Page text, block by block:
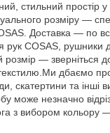
стильний простір у
розміру —
Доставка — по
COSAS, рушники
розмір — зверніться
дбаємо про
та інші
може незначно
з вибором